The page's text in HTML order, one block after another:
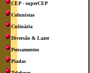
CEP - superCEP
Colunistas
Culinária
Diversão & Lazer
Pensamentos
Piadas